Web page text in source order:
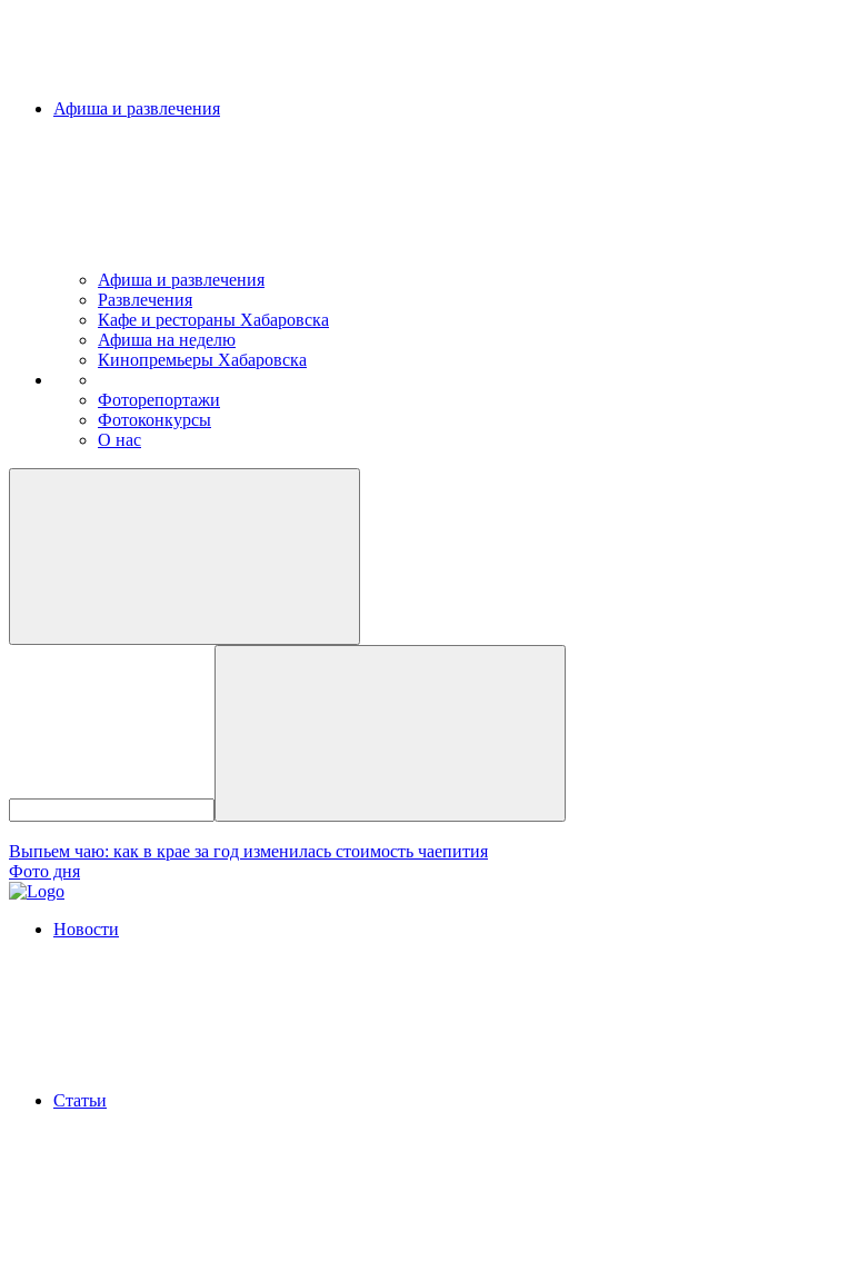
Афиша и развлечения
Афиша и развлечения
Развлечения
Кафе и рестораны Хабаровска
Афиша на неделю
Кинопремьеры Хабаровска
Фоторепортажи
Фотоконкурсы
О нас
Выпьем чаю: как в крае за год изменилась стоимость чаепития
Фото дня
Новости
Статьи